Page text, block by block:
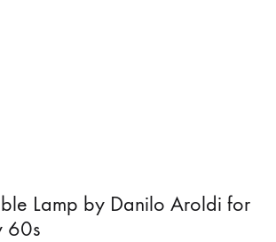
Lamp by Danilo Aroldi for
60s